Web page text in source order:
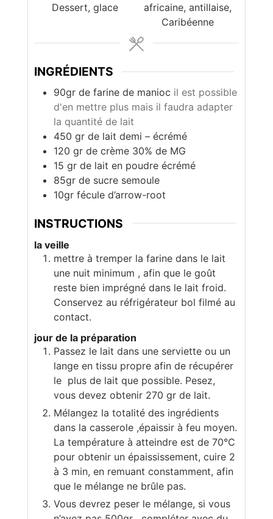
Dessert, glace
africaine, antillaise,
Caribéenne
INGRÉDIENTS
90gr de farine de manioc il est possible
d'en mettre plus mais il faudra adapter
la quantité de lait
450 gr de lait demi – écrémé
120 gr de crème 30% de MG
15 gr de lait en poudre écrémé
85gr de sucre semoule
10gr fécule d’arrow-root
INSTRUCTIONS
la veille
mettre à tremper la farine dans le lait
une nuit minimum , afin que le goût
reste bien imprégné dans le lait froid.
Conservez au réfrigérateur bol filmé au
contact.
jour de la préparation
Passez le lait dans une serviette ou un
lange en tissu propre afin de récupérer
le plus de lait que possible. Pesez,
vous devez obtenir 270 gr de lait.
Mélangez la totalité des ingrédients
dans la casserole ,épaissir à feu moyen.
La température à atteindre est de 70°C
pour obtenir un épaississement, cuire 2
à 3 min, en remuant constamment, afin
que le mélange ne brûle pas.
Vous devrez peser le mélange, si vous